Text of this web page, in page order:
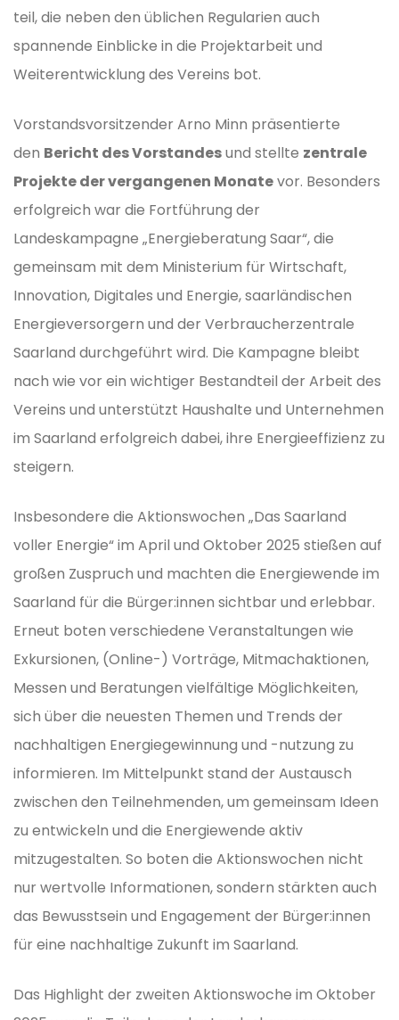
teil, die neben den üblichen Regularien auch
spannende Einblicke in die Projektarbeit und
Weiterentwicklung des Vereins bot.
Vorstandsvorsitzender Arno Minn präsentierte
den Bericht des Vorstandesund stellte zentrale
Projekte der vergangenen Monatevor. Besonders
erfolgreich war die Fortführung der
Landeskampagne „Energieberatung Saar“, die
gemeinsam mit dem Ministerium für Wirtschaft,
Innovation, Digitales und Energie, saarländischen
Energieversorgern und der Verbraucherzentrale
Saarland durchgeführt wird. Die Kampagne bleibt
nach wie vor ein wichtiger Bestandteil der Arbeit des
Vereins und unterstützt Haushalte und Unternehmen
im Saarland erfolgreich dabei, ihre Energieeffizienz zu
steigern.
Insbesondere die Aktionswochen „Das Saarland
voller Energie“ im April und Oktober 2025 stießen auf
großen Zuspruch und machten die Energiewende im
Saarland für die Bürger:innen sichtbar und erlebbar.
Erneut boten verschiedene Veranstaltungen wie
Exkursionen, (Online-) Vorträge, Mitmachaktionen,
Messen und Beratungen vielfältige Möglichkeiten,
sich über die neuesten Themen und Trends der
nachhaltigen Energiegewinnung und -nutzung zu
informieren. Im Mittelpunkt stand der Austausch
zwischen den Teilnehmenden, um gemeinsam Ideen
zu entwickeln und die Energiewende aktiv
mitzugestalten. So boten die Aktionswochen nicht
nur wertvolle Informationen, sondern stärkten auch
das Bewusstsein und Engagement der Bürger:innen
für eine nachhaltige Zukunft im Saarland.
Das Highlight der zweiten Aktionswoche im Oktober